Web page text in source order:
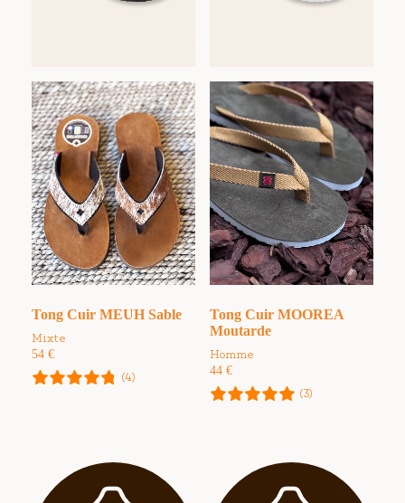
Tong Cuir MEUH Sable
Mixte
54 €
(4)
Tong Cuir MOOREA
Moutarde
Homme
44 €
(3)